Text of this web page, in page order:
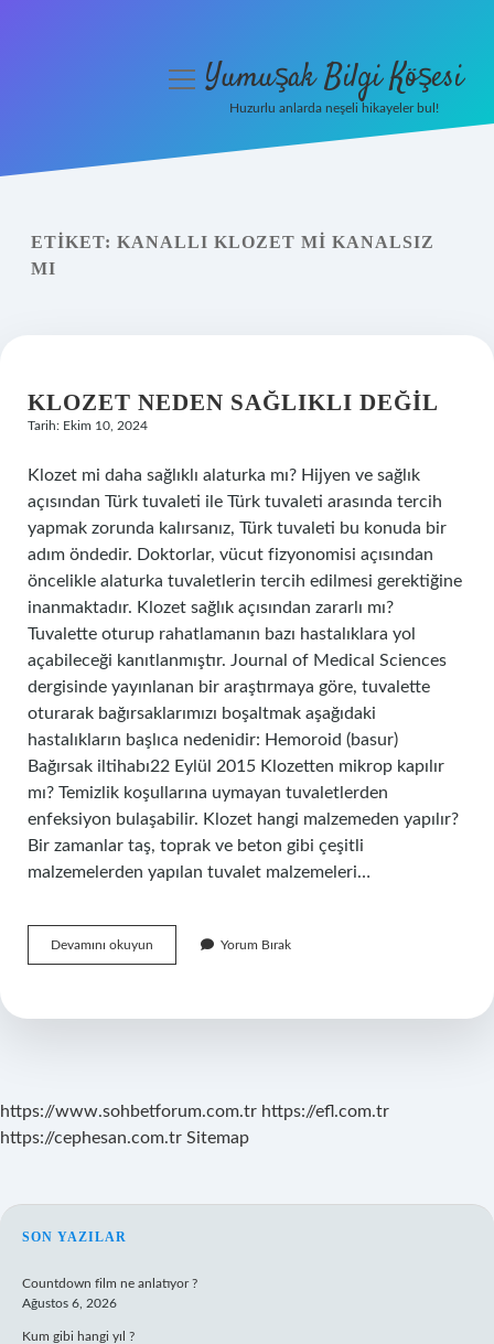
Yasal Uyarı
menüyüYumuşak Bilgi Köşesi
Huzurlu anlarda neşeli hikayeler bul!
ETIKET: KANALLI KLOZET MI KANALSIZ
MI
KLOZET NEDEN SAĞLIKLI DEĞIL
Tarih: Ekim 10, 2024
Klozet mi daha sağlıklı alaturka mı? Hijyen ve sağlık
açısından Türk tuvaleti ile Türk tuvaleti arasında tercih
yapmak zorunda kalırsanız, Türk tuvaleti bu konuda bir
adım öndedir. Doktorlar, vücut fizyonomisi açısından
öncelikle alaturka tuvaletlerin tercih edilmesi gerektiğine
inanmaktadır. Klozet sağlık açısından zararlı mı?
Tuvalette oturup rahatlamanın bazı hastalıklara yol
açabileceği kanıtlanmıştır. Journal of Medical Sciences
dergisinde yayınlanan bir araştırmaya göre, tuvalette
oturarak bağırsaklarımızı boşaltmak aşağıdaki
hastalıkların başlıca nedenidir: Hemoroid (basur)
Bağırsak iltihabı22 Eylül 2015 Klozetten mikrop kapılır
mı? Temizlik koşullarına uymayan tuvaletlerden
enfeksiyon bulaşabilir. Klozet hangi malzemeden yapılır?
Bir zamanlar taş, toprak ve beton gibi çeşitli
malzemelerden yapılan tuvalet malzemeleri…
Devamını okuyun
Neden
Yorum Bırak
https://www.sohbetforum.com.tr https://efl.com.tr
https://cephesan.com.tr Sitemap
SIDEBAR
SON YAZILAR
Countdown film ne anlatıyor ?
Ağustos 6, 2026
Kum gibi hangi yıl ?